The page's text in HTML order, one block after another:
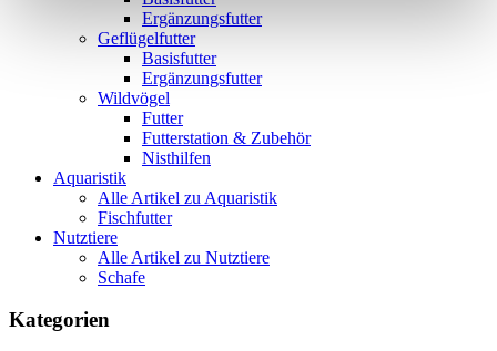
Ergänzungsfutter
Geflügelfutter
Basisfutter
Ergänzungsfutter
Wildvögel
Futter
Futterstation & Zubehör
Nisthilfen
Aquaristik
Alle Artikel zu Aquaristik
Fischfutter
Nutztiere
Alle Artikel zu Nutztiere
Schafe
Kategorien